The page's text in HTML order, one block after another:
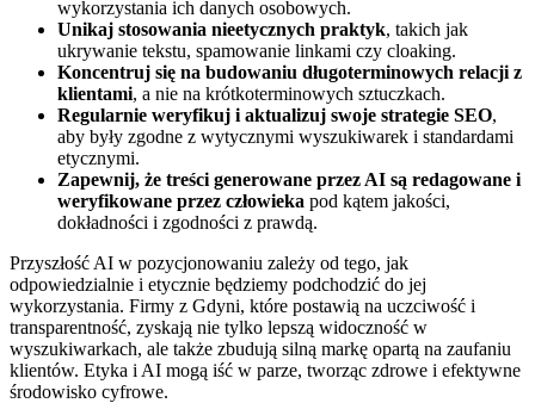
wykorzystania ich danych osobowych.
Unikaj stosowania nieetycznych praktyk, takich jak
ukrywanie tekstu, spamowanie linkami czy cloaking.
Koncentruj się na budowaniu długoterminowych relacji z
klientami, a nie na krótkoterminowych sztuczkach.
Regularnie weryfikuj i aktualizuj swoje strategie SEO,
aby były zgodne z wytycznymi wyszukiwarek i standardami
etycznymi.
Zapewnij, że treści generowane przez AI są redagowane i
weryfikowane przez człowieka pod kątem jakości,
dokładności i zgodności z prawdą.
Przyszłość AI w pozycjonowaniu zależy od tego, jak
odpowiedzialnie i etycznie będziemy podchodzić do jej
wykorzystania. Firmy z Gdyni, które postawią na uczciwość i
transparentność, zyskają nie tylko lepszą widoczność w
wyszukiwarkach, ale także zbudują silną markę opartą na zaufaniu
klientów. Etyka i AI mogą iść w parze, tworząc zdrowe i efektywne
środowisko cyfrowe.